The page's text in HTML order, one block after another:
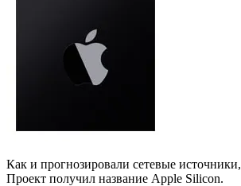
Как и прогнозировали сетевые
Проект получил название Apple Silicon.